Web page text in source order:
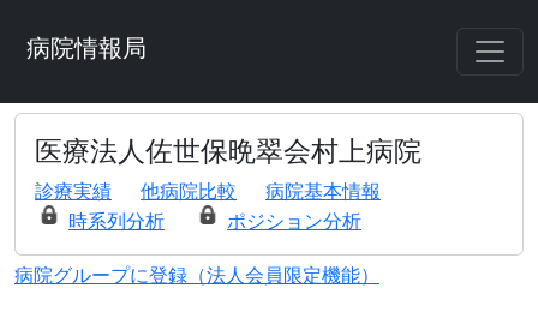
病院情報局
医療法人佐世保晩翠会村上病院
診療実績 他病院比較
病院基本情報
時系列分析
ポジション分析
病院グループに登録（法人会員限定機能）